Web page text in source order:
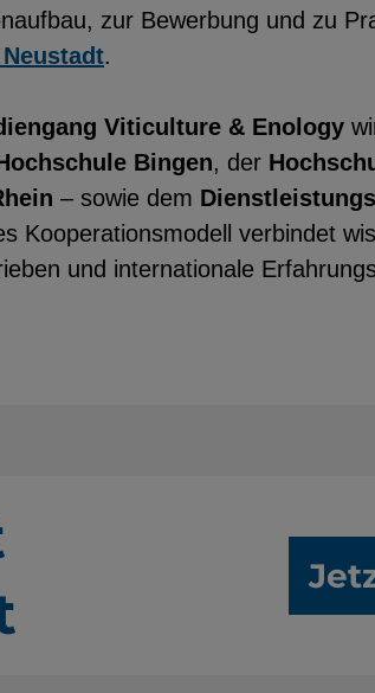
zur Bewerbung und zu
.
Viticulture & Enology
Bingen, der
– sowie dem
Kooperationsmodell verbindet
und internationale